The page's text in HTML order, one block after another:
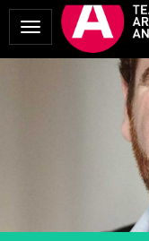
Mostrar
Menú